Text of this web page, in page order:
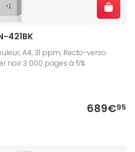
421BK
A4, 31 ppm, Recto-verso
noir 3 000 pages à 5%
689€95